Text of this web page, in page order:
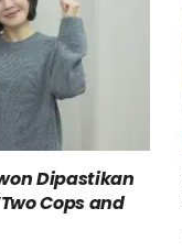
Dipastikan
Cops and